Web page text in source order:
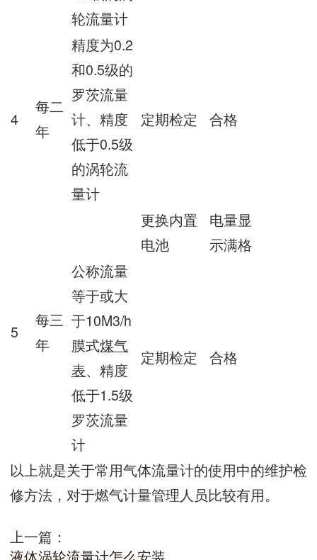
轮流量计
4
每二
年
精度为0.2
和0.5级的
罗茨流量
计、精度
低于0.5级
的涡轮流
量计
定期检定 合格
5
每三
年
更换内置
电池
电量显
示满格
公称流量
等于或大
于10M3/h
膜式煤气
表、精度
低于1.5级
罗茨流量
计
定期检定 合格
以上就是关于常用气体流量计的使用中的维护检
修方法，对于燃气计量管理人员比较有用。
上一篇：